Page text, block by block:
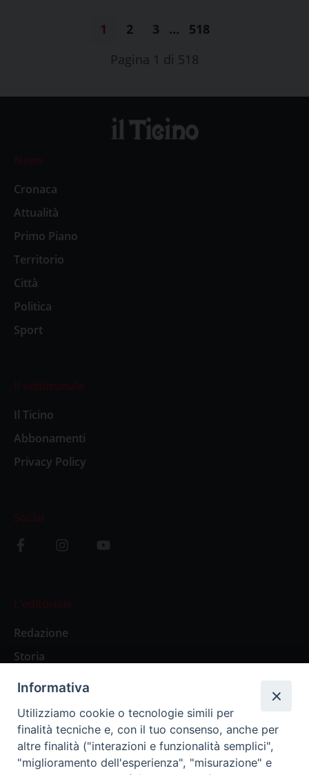
1 2 3 …
518
Pagina 1 di 518
News
Cronaca
Attualità
Primo Piano
Territorio
Città
Politica
Sport
Il settimanale
Il Ticino
Abbonamenti
Privacy Policy
Social
L’editoriale
Redazione
Storia
Abbonamenti
Abbonamento Annuale Digitale
Abbonamento Annuale Cartaceo
Informativa
Utilizziamo cookie o tecnologie simili per
finalità tecniche e, con il tuo consenso, anche per
altre finalità ("interazioni e funzionalità semplici",
"miglioramento dell'esperienza", "misurazione" e